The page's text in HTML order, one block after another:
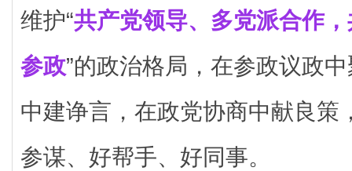
维护“共产党领导、多党派合作
参政”的政治格局，在参政议政
中建诤言，在政党协商中献良策
参谋、好帮手、好同事。